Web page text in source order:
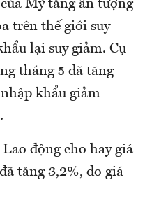
Mỹ tăng ấn tượng
trên thế giới suy
lại suy giảm. Cụ
tháng 5 đã tăng
khẩu giảm
động cho hay giá
tăng 3,2%, do giá